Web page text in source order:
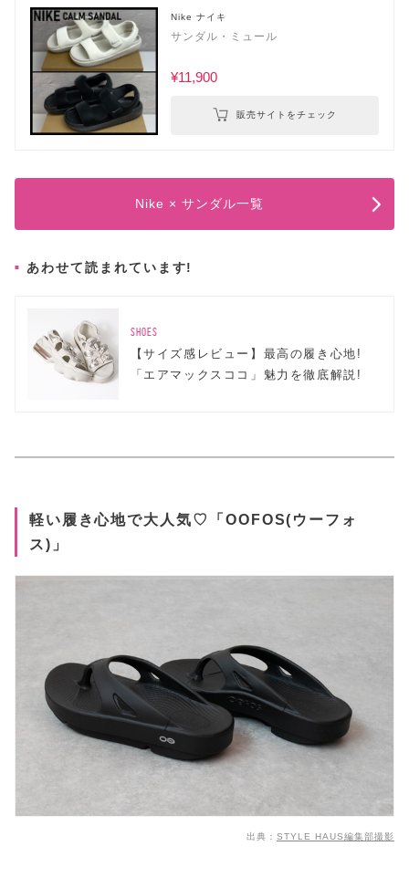
Nike ナイキ
サンダル・ミュール
¥11,900
販売サイトをチェック
Nike × サンダル一覧
あわせて読まれています!
SHOES
【サイズ感レビュー】最高の履き心地!
「エアマックスココ」魅力を徹底解説!
軽い履き心地で大人気♡「OOFOS(ウーフォ
ス)」
出典： STYLE HAUS編集部撮影